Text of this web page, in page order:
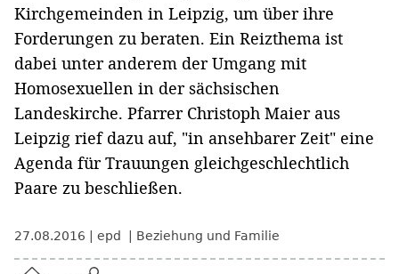
Kirchgemeinden in Leipzig, um über ihre
Forderungen zu beraten. Ein Reizthema ist
dabei unter anderem der Umgang mit
Homosexuellen in der sächsischen
Landeskirche. Pfarrer Christoph Maier aus
Leipzig rief dazu auf, "in ansehbarer Zeit" eine
Agenda für Trauungen gleichgeschlechtlich
Paare zu beschließen.
27.08.2016 epd Beziehung und Familie